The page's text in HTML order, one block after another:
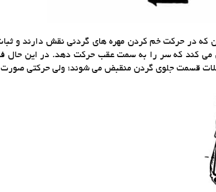
که در حرکت خم کردن مهره های گردنی نقش دارند و
کند که سر را به سمت عقب حرکت دهد. در این حال
قسمت جلوی گردن منقبض می شوند؛ ولی حرکتی صورت